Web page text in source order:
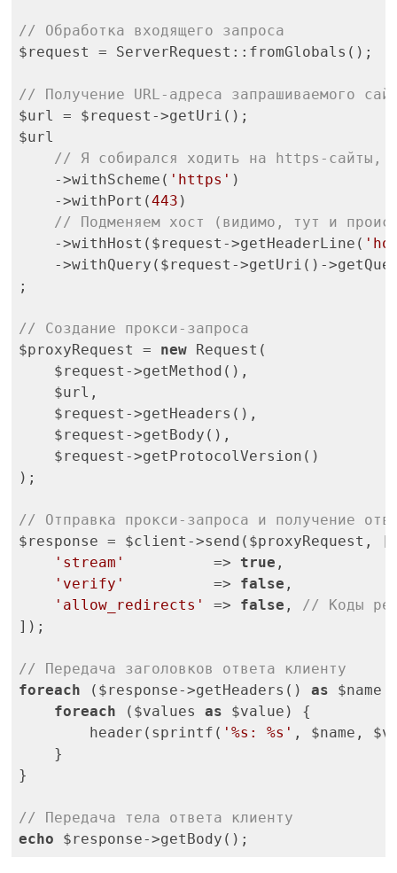
// Обработка входящего запроса
$request = ServerRequest::fromGlobals();
// Получение URL-адреса запрашиваемого
$url = $request->getUri();
$url
// Я собирался ходить на https-сайты,
    ->withScheme(
'https' )
    ->withPort(
443 )
// Подменяем хост (видимо, тут и
    ->withHost($request->getHeaderLine(
->withQuery($request->getUri()-
;
// Создание прокси-запроса
$proxyRequest = new Request(
    $request->getMethod(),
    $url,
    $request->getHeaders(),
    $request->getBody(),
    $request->getProtocolVersion()
);
// Отправка прокси-запроса и получение
$response = $client->send($proxyRequest, [
'stream'
          =>
true ,
'verify'
          =>
false ,
'allow_redirects'
=> false , // Коды
]);
// Передача заголовков ответа клиенту
foreach ($response->getHeaders() as
foreach ($values as $value) {
        header(sprintf(
'%s: %s' , $name,
    }
}
// Передача тела ответа клиенту
echo